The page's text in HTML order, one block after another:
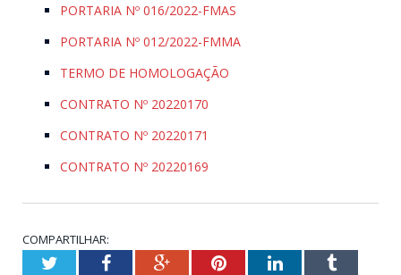
PORTARIA Nº 016/2022-FMAS
PORTARIA Nº 012/2022-FMMA
TERMO DE HOMOLOGAÇÃO
CONTRATO Nº 20220170
CONTRATO Nº 20220171
CONTRATO Nº 20220169
COMPARTILHAR:
TwitterFacebookGoogle+PinterestLinkedInTumblr